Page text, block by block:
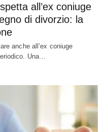
all’ex coniuge
di divorzio: la
anche all’ex coniuge
Una…